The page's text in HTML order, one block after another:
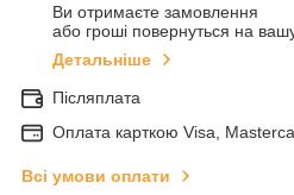
Ви отримаєте замовлення
або гроші повернуться на
Детальніше
Післяплата
Оплата карткою Visa,
Всі умови оплати